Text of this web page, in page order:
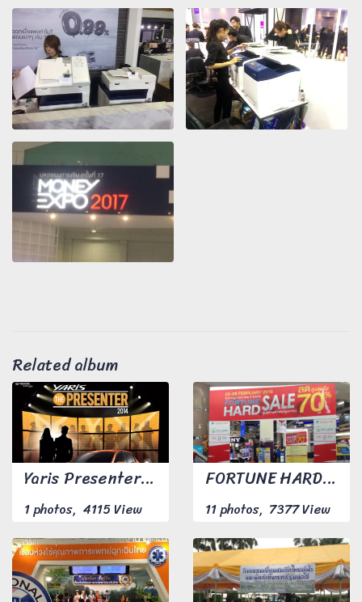
Related album
Yaris Presenter 2014
1 photos, 4115 View
FORTUNE HARD SALE 2016
11 photos, 7377 View